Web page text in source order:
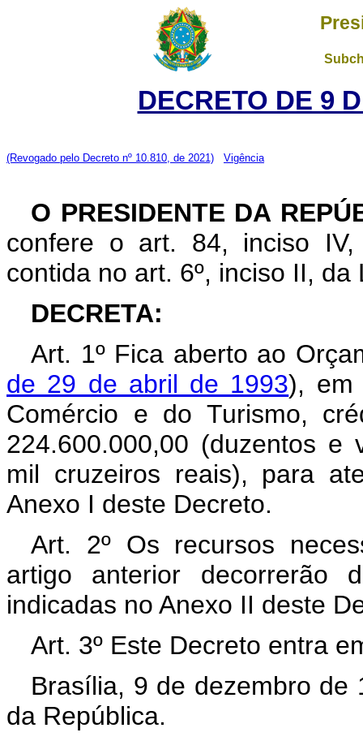
DECRETO DE 9
(Revogado pelo Decreto nº 10.810, de 2021) Vigência
O PRESIDENTE DA
confere o art. 84, inciso
contida no art. 6º, inciso II,
DECRETA:
Art. 1º Fica aberto ao
de 29 de abril de 1993), em
Comércio e do Turismo,
224.600.000,00 (duzentos
mil cruzeiros reais), para
Anexo I deste Decreto.
Art. 2º Os recursos
artigo anterior decorrerão
indicadas no Anexo II deste
Art. 3º Este Decreto entra
Brasília, 9 de dezembro de
da República.